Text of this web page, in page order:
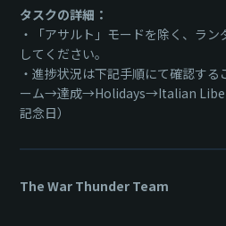
タスクの詳細：
・「アサルト」モードを除く、ラ
してください。
・進捗状況は下記手順にて確認す
ーム→達成→Holidays→Italian
記念日）
The War Thunder Team